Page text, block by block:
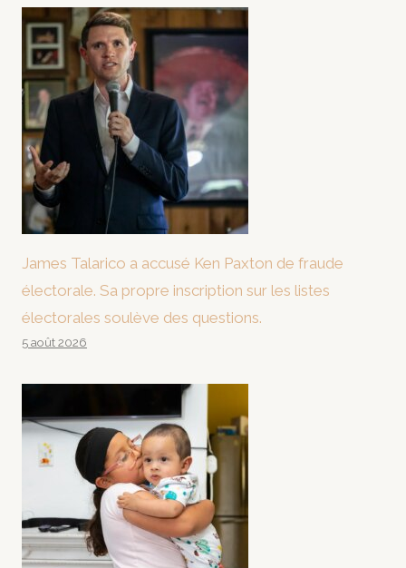
James Talarico a accusé Ken Paxton de fraude
électorale. Sa propre inscription sur les listes
électorales soulève des questions.
5 août 2026